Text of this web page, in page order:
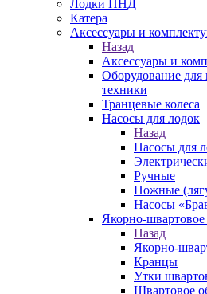
Лодки ПНД
Катера
Аксессуары и
Назад
Аксессуары и
Оборудование
техники
Транцевые колеса
Насосы для лодок
Назад
Насосы для
Ручные
Ножные
Насосы
Якорно-швартовое
Назад
Якорно-
Кранцы
Утки
Швартовое